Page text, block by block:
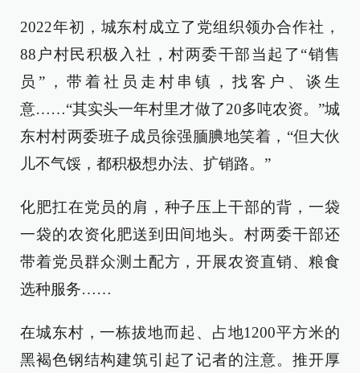
2022年初，城东村成立了党组织领办合作社，
88户村民积极入社，村两委干部当起了“销售
员”，带着社员走村串镇，找客户、谈生
意……“其实头一年村里才做了20多吨农资。”城
东村村两委班子成员徐强腼腆地笑着，“但大伙
儿不气馁，都积极想办法、扩销路。”
化肥扛在党员的肩，种子压上干部的背，一袋
一袋的农资化肥送到田间地头。村两委干部还
带着党员群众测土配方，开展农资直销、粮食
选种服务……
在城东村，一栋拔地而起、占地1200平方米的
黑褐色钢结构建筑引起了记者的注意。推开厚